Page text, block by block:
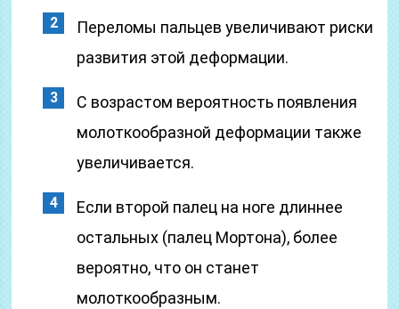
Переломы пальцев увеличивают риски
развития этой деформации.
С возрастом вероятность появления
молоткообразной деформации также
увеличивается.
Если второй палец на ноге длиннее
остальных (палец Мортона), более
вероятно, что он станет
молоткообразным.